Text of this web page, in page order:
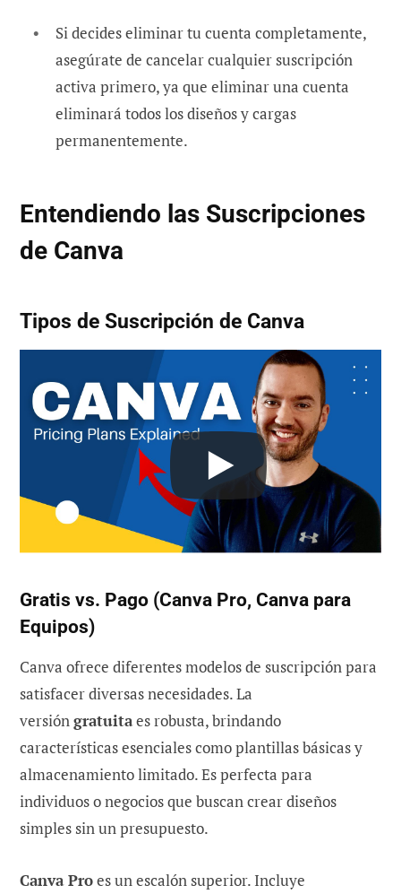
Si decides eliminar tu cuenta completamente,
asegúrate de cancelar cualquier suscripción
activa primero, ya que eliminar una cuenta
eliminará todos los diseños y cargas
permanentemente.
Entendiendo las Suscripciones
de Canva
Tipos de Suscripción de Canva
Gratis vs. Pago (Canva Pro, Canva para
Equipos)
Canva ofrece diferentes modelos de suscripción para
satisfacer diversas necesidades. La
versión gratuitaes robusta, brindando
características esenciales como plantillas básicas y
almacenamiento limitado. Es perfecta para
individuos o negocios que buscan crear diseños
simples sin un presupuesto.
Canva Proes un escalón superior. Incluye